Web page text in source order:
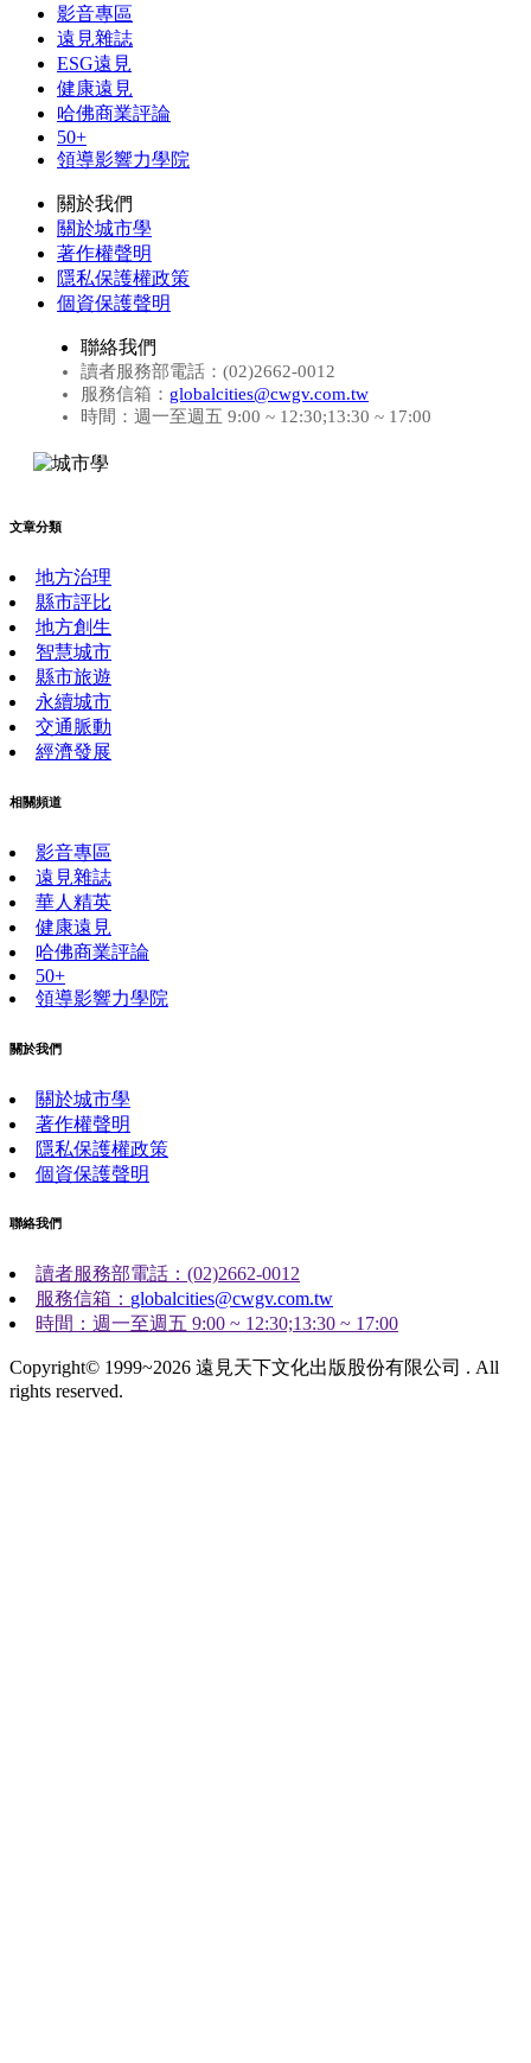
影音專區
遠見雜誌
ESG遠見
健康遠見
哈佛商業評論
50+
領導影響力學院
關於我們
關於城市學
著作權聲明
隱私保護權政策
個資保護聲明
聯絡我們
讀者服務部電話：(02)2662-0012
服務信箱： globalcities@cwgv.com.tw
時間：週一至週五 9:00 ~ 12:30;13:30 ~ 17:00
文章分類
地方治理
縣市評比
地方創生
智慧城市
縣市旅遊
永續城市
交通脈動
經濟發展
相關頻道
影音專區
遠見雜誌
華人精英
健康遠見
哈佛商業評論
50+
領導影響力學院
關於我們
關於城市學
著作權聲明
隱私保護權政策
個資保護聲明
聯絡我們
讀者服務部電話：(02)2662-0012
服務信箱： globalcities@cwgv.com.tw
時間：週一至週五 9:00 ~ 12:30;13:30 ~ 17:00
Copyright© 1999~2026 遠見天下文化出版股份有限公司 . All
rights reserved.